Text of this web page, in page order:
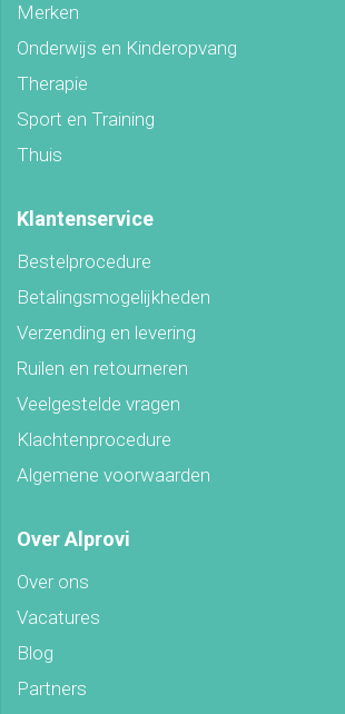
Merken
Onderwijs en Kinderopvang
Therapie
Sport en Training
Thuis
Klantenservice
Bestelprocedure
Betalingsmogelijkheden
Verzending en levering
Ruilen en retourneren
Veelgestelde vragen
Klachtenprocedure
Algemene voorwaarden
Over Alprovi
Over ons
Vacatures
Blog
Partners